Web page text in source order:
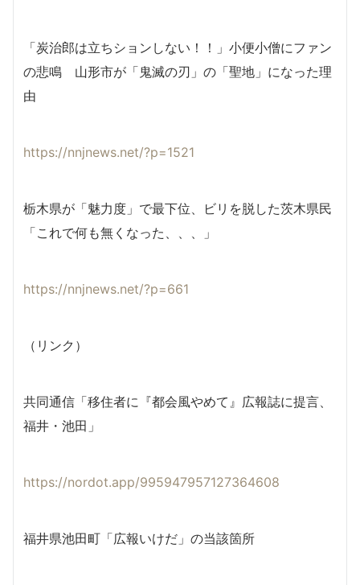
「炭治郎は立ちションしない！！」小便小僧にファン
の悲鳴 山形市が「鬼滅の刃」の「聖地」になった理
由
https://nnjnews.net/?p=1521
栃木県が「魅力度」で最下位、ビリを脱した茨木県民
「これで何も無くなった、、、」
https://nnjnews.net/?p=661
（リンク）
共同通信「移住者に『都会風やめて』広報誌に提言、
福井・池田」
https://nordot.app/995947957127364608
福井県池田町「広報いけだ」の当該箇所